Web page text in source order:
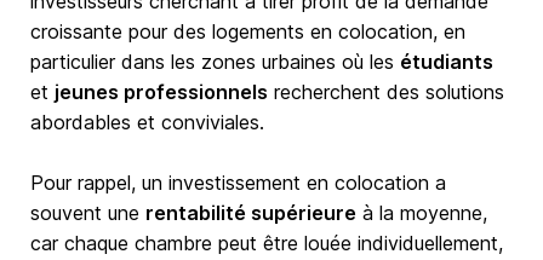
croissante pour des logements en colocation, en
particulier dans les zones urbaines où les étudiants
et jeunes professionnels recherchent des solutions
abordables et conviviales.
Pour rappel, un investissement en colocation a
souvent une rentabilité supérieure à la moyenne,
car chaque chambre peut être louée individuellement,